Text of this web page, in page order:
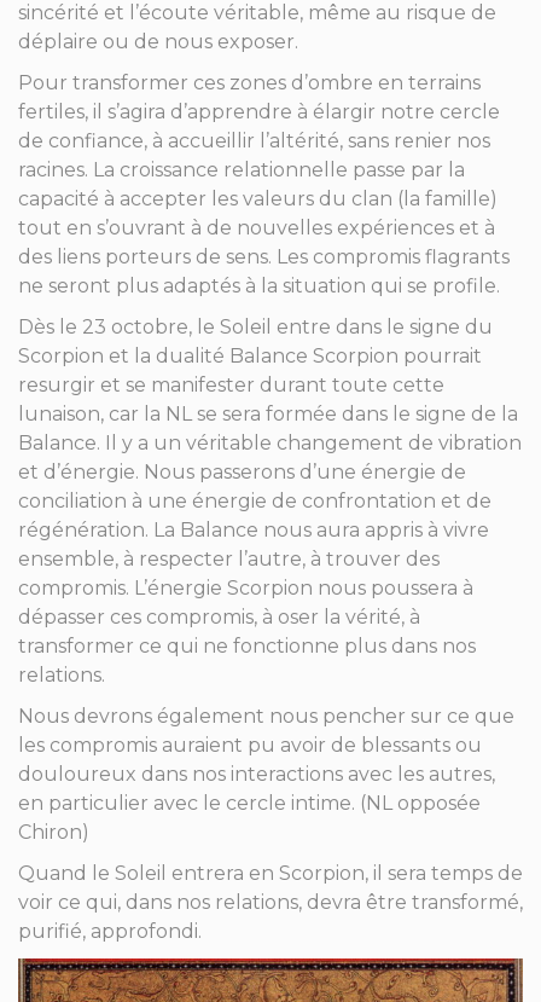
sincérité et l’écoute véritable, même au risque de
déplaire ou de nous exposer.
Pour transformer ces zones d’ombre en terrains
fertiles, il s’agira d’apprendre à élargir notre cercle
de confiance, à accueillir l’altérité, sans renier nos
racines. La croissance relationnelle passe par la
capacité à accepter les valeurs du clan (la famille)
tout en s’ouvrant à de nouvelles expériences et à
des liens porteurs de sens. Les compromis flagrants
ne seront plus adaptés à la situation qui se profile.
Dès le 23 octobre, le Soleil entre dans le signe du
Scorpion et la dualité Balance Scorpion pourrait
resurgir et se manifester durant toute cette
lunaison, car la NL se sera formée dans le signe de la
Balance. Il y a un véritable changement de vibration
et d’énergie. Nous passerons d’une énergie de
conciliation à une énergie de confrontation et de
régénération. La Balance nous aura appris à vivre
ensemble, à respecter l’autre, à trouver des
compromis. L’énergie Scorpion nous poussera à
dépasser ces compromis, à oser la vérité, à
transformer ce qui ne fonctionne plus dans nos
relations.
Nous devrons également nous pencher sur ce que
les compromis auraient pu avoir de blessants ou
douloureux dans nos interactions avec les autres,
en particulier avec le cercle intime. (NL opposée
Chiron)
Quand le Soleil entrera en Scorpion, il sera temps de
voir ce qui, dans nos relations, devra être transformé,
purifié, approfondi.